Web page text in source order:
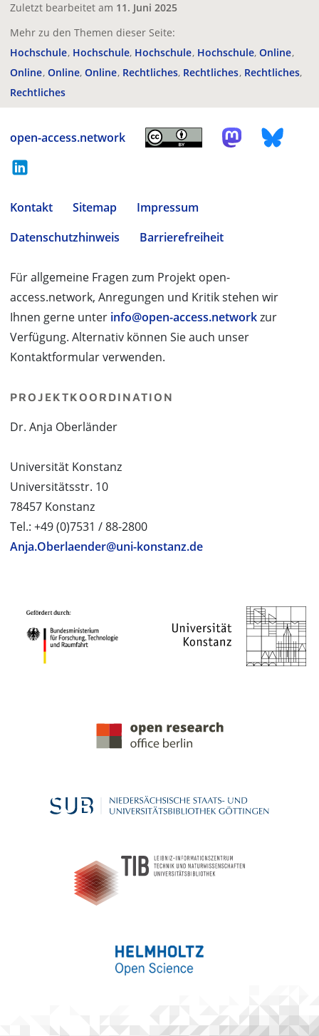
Zuletzt bearbeitet am 11. Juni 2025
Mehr zu den Themen dieser Seite:
Hochschule Hochschule Hochschule Hochschule Online
Online Online Online Rechtliches Rechtliches Rechtliches
Rechtliches
open-access.network
Kontakt Sitemap
Impressum
Datenschutzhinweis
Barrierefreiheit
Für allgemeine Fragen zum Projekt open-
access.network, Anregungen und Kritik stehen wir
Ihnen gerne unter info@open-access.networkzur
Verfügung. Alternativ können Sie auch unser
Kontaktformular verwenden.
PROJEKTKOORDINATION
Dr. Anja Oberländer
Universität Konstanz
Universitätsstr. 10
78457 Konstanz
Tel.: +49 (0)7531 / 88-2800
Anja.Oberlaender@uni-konstanz.de